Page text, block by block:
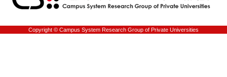
Copyright © Campus System Research Group of Private Universities